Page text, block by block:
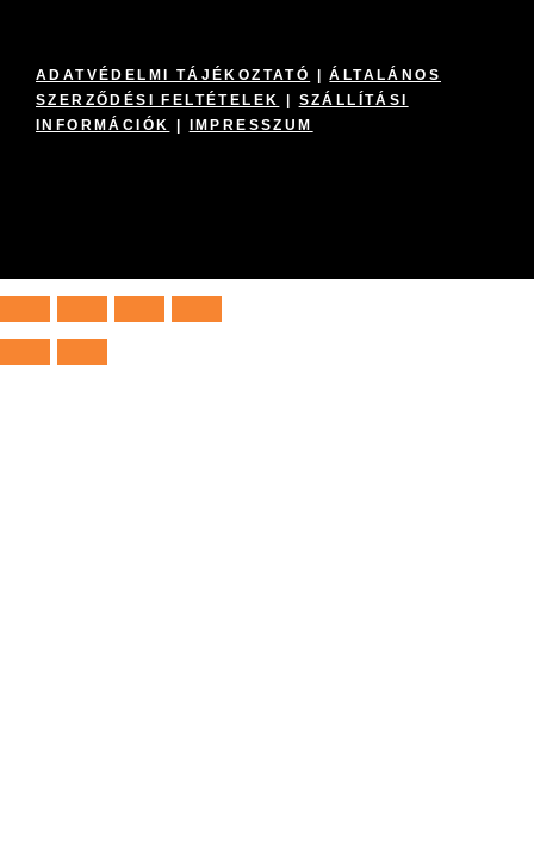
ADATVÉDELMI TÁJÉKOZTATÓ |ÁLTALÁNOS
SZERZŐDÉSI FELTÉTELEK
SZÁLLÍTÁSI
INFORMÁCIÓK
IMPRESSZUM